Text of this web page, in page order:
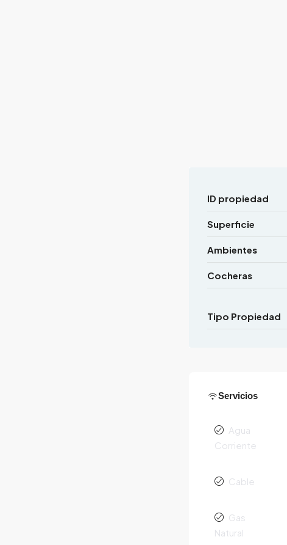
ID propiedad
Superficie
Ambientes
Cocheras
Tipo Propiedad
Servicios
Agua
Corriente
Cable
Gas
Natural